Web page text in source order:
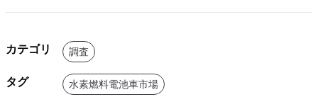
カテゴリ 調査
タグ 水素燃料電池車市場